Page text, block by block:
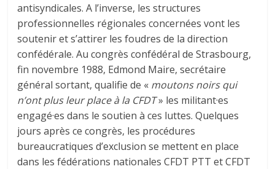
antisyndicales. A l’inverse, les structures
professionnelles régionales concernées vont les
soutenir et s’attirer les foudres de la direction
confédérale. Au congrès confédéral de Strasbourg,
fin novembre 1988, Edmond Maire, secrétaire
général sortant, qualifie de « moutons noirs qui
n’ont plus leur place à la CFDT» les militant·es
engagé·es dans le soutien à ces luttes. Quelques
jours après ce congrès, les procédures
bureaucratiques d’exclusion se mettent en place
dans les fédérations nationales CFDT PTT et CFDT